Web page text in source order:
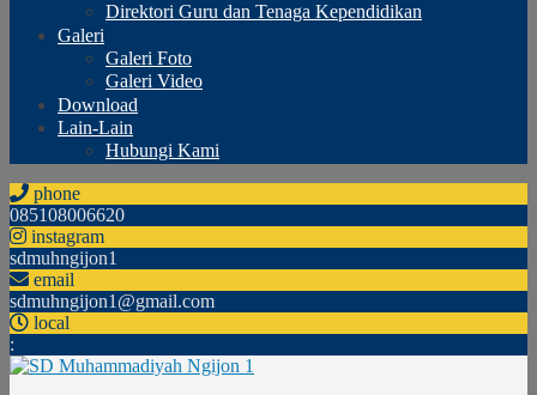
Direktori Guru dan Tenaga Kependidikan
Galeri
Galeri Foto
Galeri Video
Download
Lain-Lain
Hubungi Kami
phone
085108006620
instagram
sdmuhngijon1
email
sdmuhngijon1@gmail.com
local
: